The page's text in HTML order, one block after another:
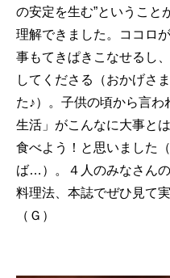
の安定を生む”ということ
理解できました。ココロ
事もてきぱきこなせるし
してくださる（おかげさ
た♪）。子供の頃から言
生活」がこんなに大事と
食べよう！と思いました
ば…）。４人のみなさん
料理法、本誌でぜひ見て
（Ｇ）